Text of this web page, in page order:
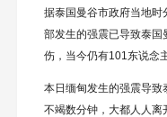
据泰国曼谷市政府当地时
部发生的强震已导致泰
伤，当今仍有101东说念
本日缅甸发生的强震导
不竭数分钟，大都人人